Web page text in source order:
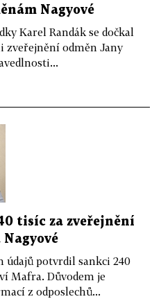
Nagyové
Karel Randák se dočkal
zveřejnění odměn Jany
tisíc za zveřejnění
Nagyové
údajů potvrdil sankci 240
Mafra. Důvodem je
z odposlechů...